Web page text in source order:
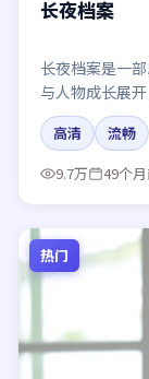
长夜档案
长夜档案是一
与人物成长展
高清
流畅
9.7万
49个
热门